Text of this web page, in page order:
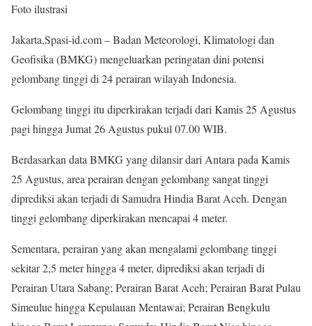
Foto ilustrasi
Jakarta,Spasi-id.com – Badan Meteorologi, Klimatologi dan
Geofisika (BMKG) mengeluarkan peringatan dini potensi
gelombang tinggi di 24 perairan wilayah Indonesia.
Gelombang tinggi itu diperkirakan terjadi dari Kamis 25 Agustus
pagi hingga Jumat 26 Agustus pukul 07.00 WIB.
Berdasarkan data BMKG yang dilansir dari Antara pada Kamis
25 Agustus, area perairan dengan gelombang sangat tinggi
diprediksi akan terjadi di Samudra Hindia Barat Aceh. Dengan
tinggi gelombang diperkirakan mencapai 4 meter.
Sementara, perairan yang akan mengalami gelombang tinggi
sekitar 2,5 meter hingga 4 meter, diprediksi akan terjadi di
Perairan Utara Sabang; Perairan Barat Aceh; Perairan Barat Pulau
Simeulue hingga Kepulauan Mentawai; Perairan Bengkulu